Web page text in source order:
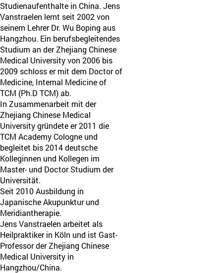
Studienaufenthalte in China. Jens
Vanstraelen lernt seit 2002 von
seinem Lehrer Dr. Wu Boping aus
Hangzhou. Ein berufsbegleitendes
Studium an der Zhejiang Chinese
Medical University von 2006 bis
2009 schloss er mit dem Doctor of
Medicine, Internal Medicine of
TCM (Ph.D TCM) ab.
In Zusammenarbeit mit der
Zhejiang Chinese Medical
University gründete er 2011 die
TCM Academy Cologne und
begleitet bis 2014 deutsche
Kolleginnen und Kollegen im
Master- und Doctor Studium der
Universität.
Seit 2010 Ausbildung in
Japanische Akupunktur und
Meridiantherapie.
Jens Vanstraelen arbeitet als
Heilpraktiker in Köln und ist Gast-
Professor der Zhejiang Chinese
Medical University in
Hangzhou/China.